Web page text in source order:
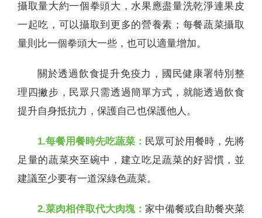
攝取量大約一個拳頭大，水果應盡量洗乾淨連果皮
一起吃，可以攝取到更多的營養素；每餐蔬菜攝取
量則比一個拳頭大一些，也可以適量增加。
關於透過飲食提升免疫力，國民健康署特別整
理四撇步，民眾只需透過簡單方式，就能透過飲食
提升自身抵抗力，保護自己也保護他人。
1.每餐用餐時先吃蔬菜： 民眾可於用餐時，先將
足量的蔬菜夾至碗中，建立吃足蔬菜的好習慣，並
建議至少要有一道深綠色蔬菜。
2.菜肉相伴取代大肉塊： 家中備餐或自助餐夾菜